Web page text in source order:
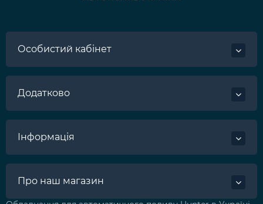
Особистий кабінет
Додатково
Інформація
Про наш магазин